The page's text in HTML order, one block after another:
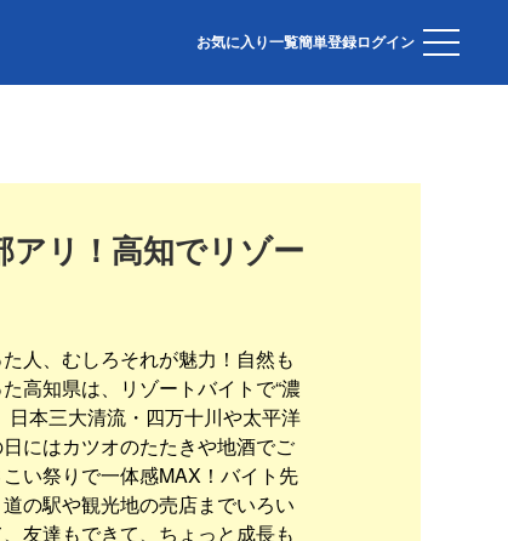
お気に入り一覧簡単登録ログイン
アリ！高知でリゾー
人、むしろそれが魅力！自然も
高知県は、リゾートバイトで“濃
日本三大清流・四万十川や太平洋
にはカツオのたたきや地酒でご
い祭りで一体感MAX！バイト先
の駅や観光地の売店までいろい
友達もできて、ちょっと成長も